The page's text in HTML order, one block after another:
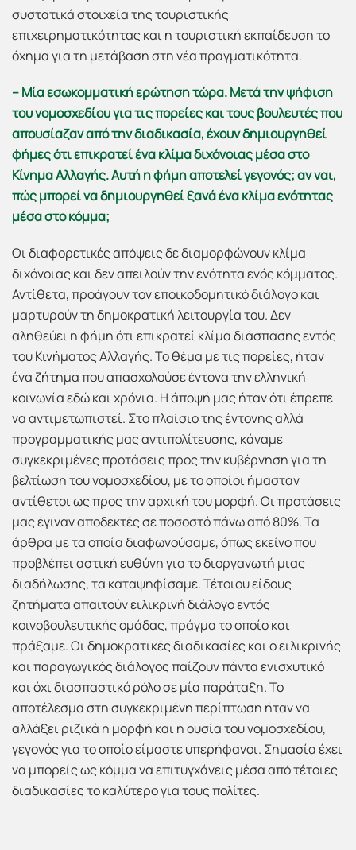
συστατικά στοιχεία της τουριστικής
επιχειρηματικότητας και η τουριστική εκπαίδευση το
όχημα για τη μετάβαση στη νέα πραγματικότητα.
– Μία εσωκομματική ερώτηση τώρα. Μετά την ψήφιση
του νομοσχεδίου για τις πορείες και τους βουλευτές που
απουσίαζαν από την διαδικασία, έχουν δημιουργηθεί
φήμες ότι επικρατεί ένα κλίμα διχόνοιας μέσα στο
Κίνημα Αλλαγής. Αυτή η φήμη αποτελεί γεγονός; αν ναι,
πώς μπορεί να δημιουργηθεί ξανά ένα κλίμα ενότητας
μέσα στο κόμμα;
Οι διαφορετικές απόψεις δε διαμορφώνουν κλίμα
διχόνοιας και δεν απειλούν την ενότητα ενός κόμματος.
Αντίθετα, προάγουν τον εποικοδομητικό διάλογο και
μαρτυρούν τη δημοκρατική λειτουργία του. Δεν
αληθεύει η φήμη ότι επικρατεί κλίμα διάσπασης εντός
του Κινήματος Αλλαγής. Το θέμα με τις πορείες, ήταν
ένα ζήτημα που απασχολούσε έντονα την ελληνική
κοινωνία εδώ και χρόνια. Η άποψή μας ήταν ότι έπρεπε
να αντιμετωπιστεί. Στο πλαίσιο της έντονης αλλά
προγραμματικής μας αντιπολίτευσης, κάναμε
συγκεκριμένες προτάσεις προς την κυβέρνηση για τη
βελτίωση του νομοσχεδίου, με το οποίοι ήμασταν
αντίθετοι ως προς την αρχική του μορφή. Οι προτάσεις
μας έγιναν αποδεκτές σε ποσοστό πάνω από 80%. Τα
άρθρα με τα οποία διαφωνούσαμε, όπως εκείνο που
προβλέπει αστική ευθύνη για το διοργανωτή μιας
διαδήλωσης, τα καταψηφίσαμε. Τέτοιου είδους
ζητήματα απαιτούν ειλικρινή διάλογο εντός
κοινοβουλευτικής ομάδας, πράγμα το οποίο και
πράξαμε. Οι δημοκρατικές διαδικασίες και ο ειλικρινής
και παραγωγικός διάλογος παίζουν πάντα ενισχυτικό
και όχι διασπαστικό ρόλο σε μία παράταξη. Το
αποτέλεσμα στη συγκεκριμένη περίπτωση ήταν να
αλλάξει ριζικά η μορφή και η ουσία του νομοσχεδίου,
γεγονός για το οποίο είμαστε υπερήφανοι. Σημασία έχει
να μπορείς ως κόμμα να επιτυγχάνεις μέσα από τέτοιες
διαδικασίες το καλύτερο για τους πολίτες.